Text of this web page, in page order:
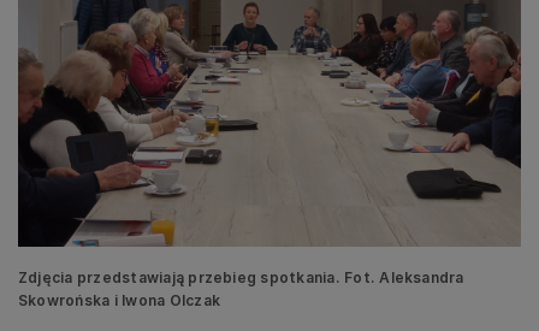
Zdjęcia przedstawiają przebieg spotkania. Fot. Aleksandra
Skowrońska i Iwona Olczak